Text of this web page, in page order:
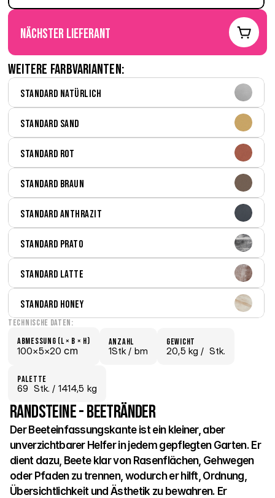
nächster Lieferant
Weitere Farbvarianten:
Standard Natürlich
Standard Sand
Standard Rot
Standard Braun
Standard Anthrazit
Standard Prato
Standard Latte
Standard Honey
Technische Daten:
Abmessung (L × B × H)
100×5×20 cm
Anzahl
1Stk / bm
Gewicht
20,5 kg /
  Stk.
Palette
69
  Stk.
/ 1414,5 kg
Randsteine - Beetränder
Der Beeteinfassungskante ist ein kleiner, aber
unverzichtbarer Helfer in jedem gepflegten Garten. Er
dient dazu, Beete klar von Rasenflächen, Gehwegen
oder Pfaden zu trennen, wodurch er hilft, Ordnung,
Übersichtlichkeit und Ästhetik zu bewahren. Er